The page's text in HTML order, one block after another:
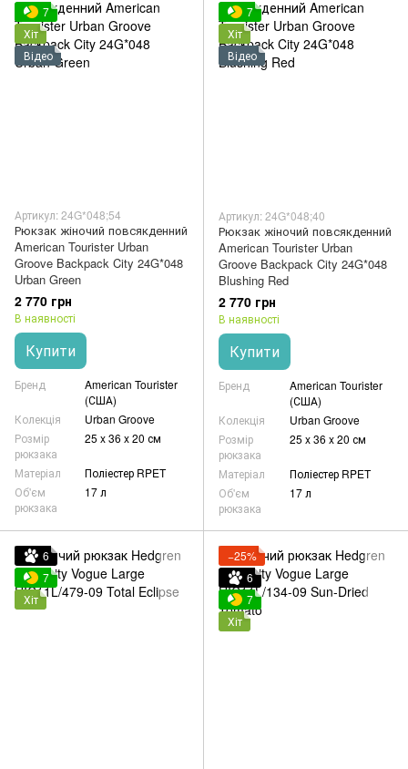
7
Хіт
Відео
Артикул: 24G*048;54
Рюкзак жіночий повсякденний
American Tourister Urban
Groove Backpack City 24G*048
Urban Green
2 770 грн
В наявності
Купити
Бренд
American Tourister
(США)
Колекція
Urban Groove
Розмір
рюкзака
25 x 36 x 20 см
Матеріал
Поліестер RPET
Об'єм
рюкзака
17 л
7
Хіт
Відео
Артикул: 24G*048;40
Рюкзак жіночий повсякденний
American Tourister Urban
Groove Backpack City 24G*048
Blushing Red
2 770 грн
В наявності
Купити
Бренд
American Tourister
(США)
Колекція
Urban Groove
Розмір
рюкзака
25 x 36 x 20 см
Матеріал
Поліестер RPET
Об'єм
рюкзака
17 л
6
7
Хіт
−25%
6
7
Хіт